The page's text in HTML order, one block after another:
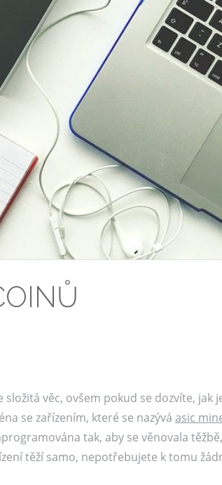
složitá věc, ovšem pokud se dozvíte, jak
se zařízením, které se nazývá asic
tak, aby se věnovala
těží samo, nepotřebujete k tomu